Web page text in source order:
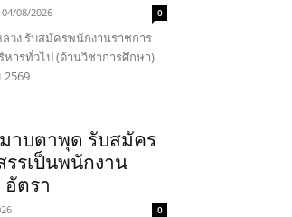
04/08/2026 0
วง รับสมัครพนักงานราชการ
ารทั่วไป (ด้านวิชาการศึกษา)
2569
าบตาพุด รับสมัคร
รเป็นพนักงาน
อัตรา
0